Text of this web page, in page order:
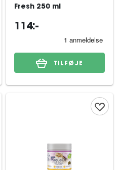
Fresh 250 ml
114:-
TILFØJE